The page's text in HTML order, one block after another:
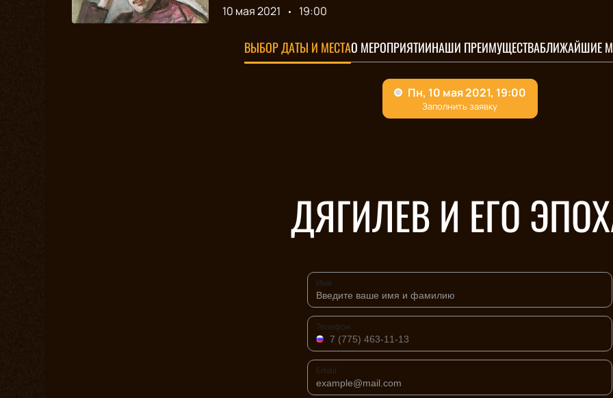
10 мая 2021
19:00
ВЫБОР ДАТЫ И МЕСТАО МЕРОПРИЯТИИНАШИ ПРЕИМУЩЕСТВАБЛИЖАЙШИЕ
ДЯГИЛЕВ И ЕГО
Имя
Телефон
Email